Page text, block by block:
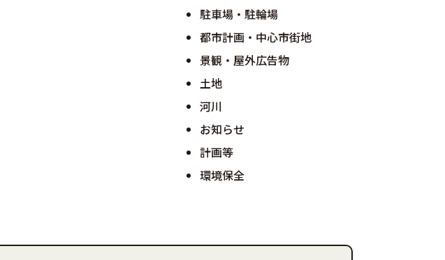
駐車場・駐輪場
都市計画・中心市街地
景観・屋外広告物
土地
河川
お知らせ
計画等
環境保全